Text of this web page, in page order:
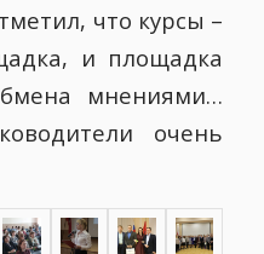
что курсы –
и площадка
мнениями…
очень